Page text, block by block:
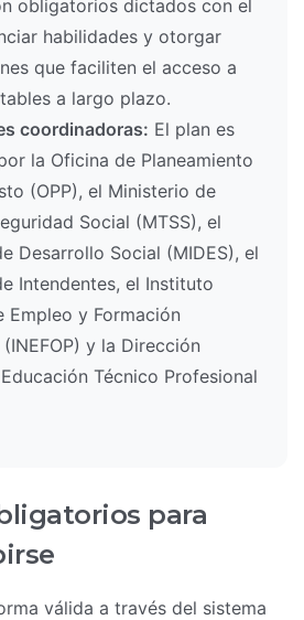
obligatorios dictados con el
habilidades y otorgar
que faciliten el acceso a
a largo plazo.
coordinadoras: El plan es
la Oficina de Planeamiento
(OPP), el Ministerio de
Social (MTSS), el
Desarrollo Social (MIDES), el
Intendentes, el Instituto
Empleo y Formación
y la Dirección
Técnico Profesional
para
válida a través del sistema